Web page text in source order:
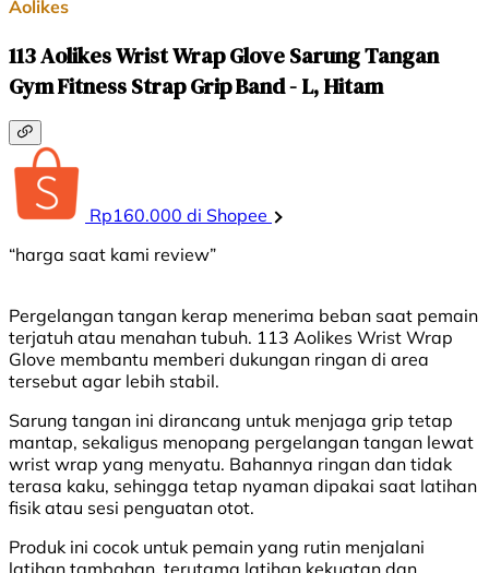
Aolikes
113 Aolikes Wrist Wrap Glove Sarung Tangan
Gym Fitness Strap Grip Band - L, Hitam
Rp160.000 di Shopee
“harga saat kami review”
Pergelangan tangan kerap menerima beban saat pemain
terjatuh atau menahan tubuh. 113 Aolikes Wrist Wrap
Glove membantu memberi dukungan ringan di area
tersebut agar lebih stabil.
Sarung tangan ini dirancang untuk menjaga grip tetap
mantap, sekaligus menopang pergelangan tangan lewat
wrist wrap yang menyatu. Bahannya ringan dan tidak
terasa kaku, sehingga tetap nyaman dipakai saat latihan
fisik atau sesi penguatan otot.
Produk ini cocok untuk pemain yang rutin menjalani
latihan tambahan, terutama latihan kekuatan dan